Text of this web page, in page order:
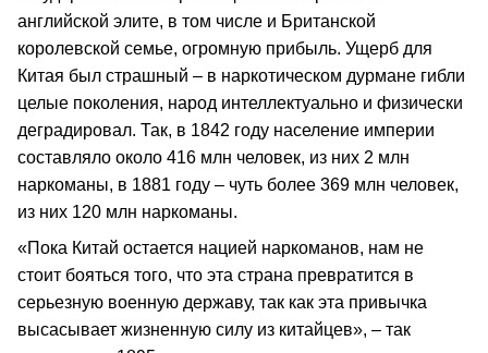
английской элите, в том числе и Британской
королевской семье, огромную прибыль. Ущерб для
Китая был страшный – в наркотическом дурмане гибли
целые поколения, народ интеллектуально и физически
деградировал. Так, в 1842 году население империи
составляло около 416 млн человек, из них 2 млн
наркоманы, в 1881 году – чуть более 369 млн человек,
из них 120 млн наркоманы.
«Пока Китай остается нацией наркоманов, нам не
стоит бояться того, что эта страна превратится в
серьезную военную державу, так как эта привычка
высасывает жизненную силу из китайцев», – так